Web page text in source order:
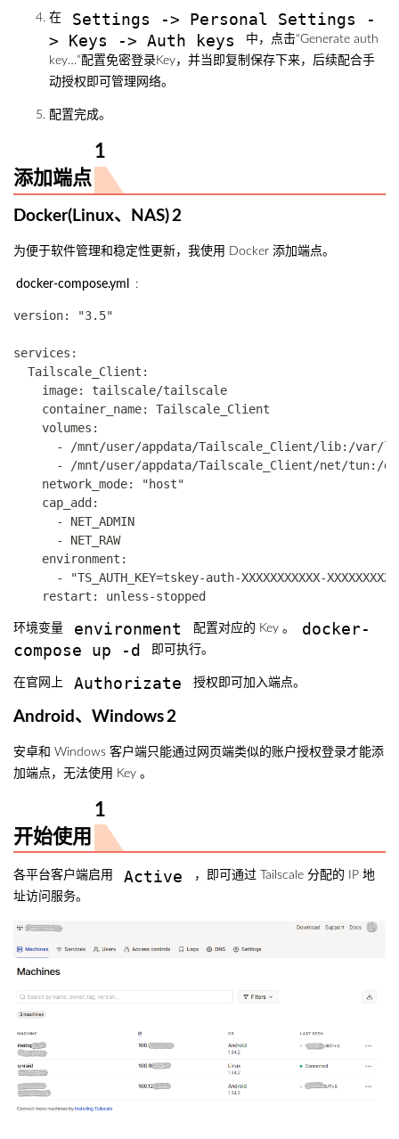
在
Settings -> Personal Settings -
> Keys -> Auth keys
中，点击“Generate auth
key…”配置免密登录Key，并当即复制保存下来，后续配合手
动授权即可管理网络。
配置完成。
添加端点
Docker(Linux、NAS)
为便于软件管理和稳定性更新，我使用 Docker 添加端点。
docker-compose.yml :
version: "3.5"
services:
  Tailscale_Client:
    image: tailscale/tailscale
    container_name: Tailscale_Client
    volumes:
- /mnt/user/appdata/Tailscale_Client/lib:/var/
- /mnt/user/appdata/Tailscale_Client/net/tun:/
    network_mode: "host"
    cap_add:
      - NET_ADMIN
      - NET_RAW
    environment:
- "TS_AUTH_KEY=tskey-auth-XXXXXXXXXXX-
环境变量 environment 配置对应的 Key 。
docker-
compose up -d
即可执行。
在官网上 Authorizate 授权即可加入端点。
Android、Windows
安卓和 Windows 客户端只能通过网页端类似的账户授权登录才能添
加端点，无法使用 Key 。
开始使用
各平台客户端启用 Active
，即可通过 Tailscale 分配的 IP 地
址访问服务。